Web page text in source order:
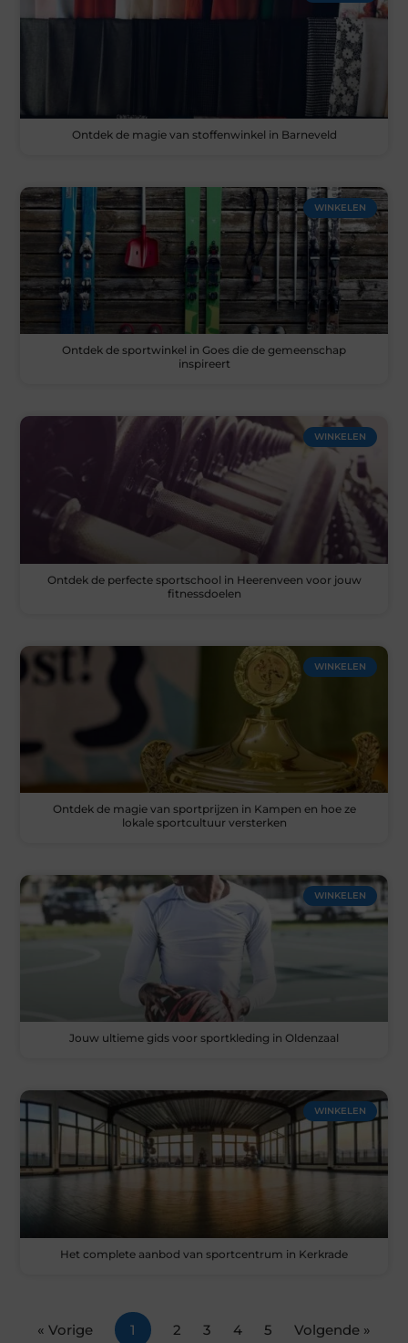
Ontdek de magie van stoffenwinkel in Barneveld
WINKELEN
Ontdek de sportwinkel in Goes die de gemeenschap
inspireert
WINKELEN
Ontdek de perfecte sportschool in Heerenveen voor jouw
fitnessdoelen
WINKELEN
Ontdek de magie van sportprijzen in Kampen en hoe ze
lokale sportcultuur versterken
WINKELEN
Jouw ultieme gids voor sportkleding in Oldenzaal
WINKELEN
Het complete aanbod van sportcentrum in Kerkrade
« Vorige 1 2 3 4 5 Volgende »